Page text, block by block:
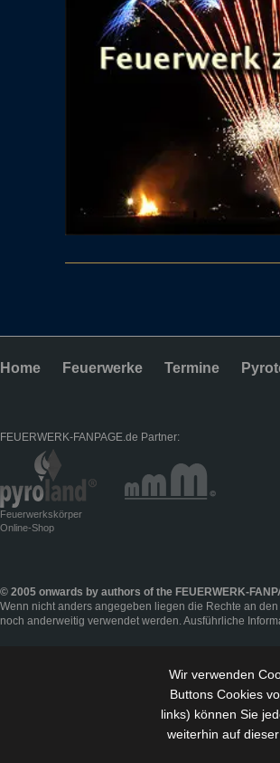
Home Feuerwerke Termine
FEUERWERK-FANPAGE.de Partner:
Feuerwerkskörper
Online-Shop
© 2005 onwards by authors of the FEUERWERK-
Wenn nicht anders angegeben liegen die Rechte an
noch anderweitig verwendet werden. Ausführliche
Wir verwenden
Buttons Cookies
links) können Sie
weiterhin auf